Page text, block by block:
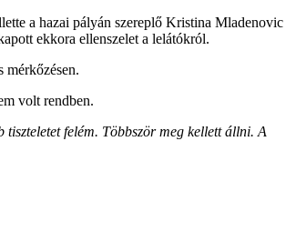
a hazai pályán szereplő Kristina Mladenovic
ekkora ellenszelet a lelátókról.
mérkőzésen.
volt rendben.
tiszteletet felém. Többször meg kellett állni. A